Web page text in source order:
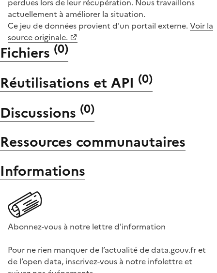
actuellement à améliorer la situation.
Ce jeu de données provient d'un portail externe. Voir la
source originale.
Fichiers (0)
Réutilisations et API (0)
Discussions (0)
Ressources communautaires
Informations
Abonnez-vous à notre lettre d'information
Pour ne rien manquer de l’actualité de data.gouv.fr et
de l’open data, inscrivez-vous à notre infolettre et